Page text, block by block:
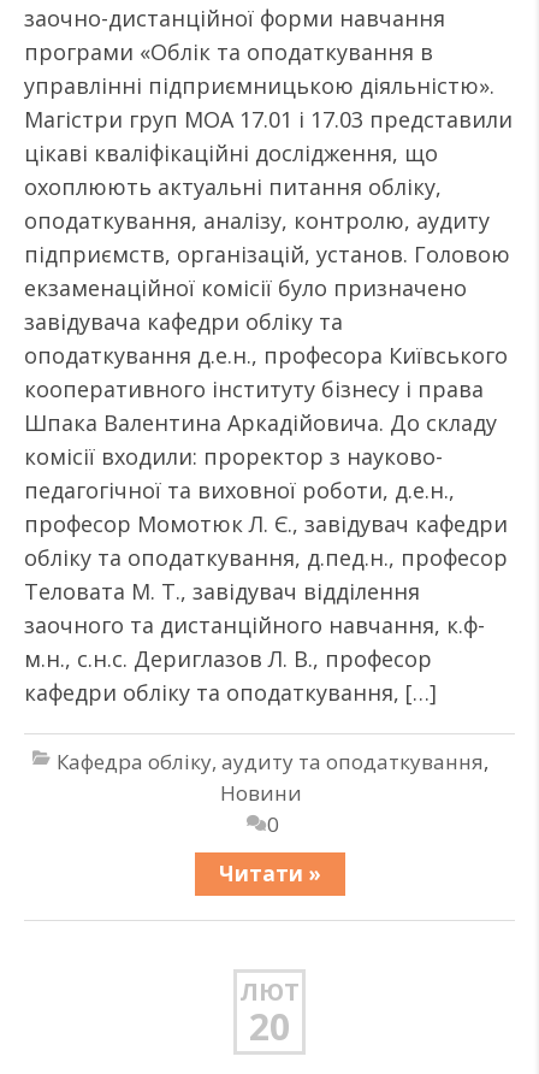
заочно-дистанційної форми навчання
програми «Облік та оподаткування в
управлінні підприємницькою діяльністю».
Магістри груп МОА 17.01 і 17.03 представили
цікаві кваліфікаційні дослідження, що
охоплюють актуальні питання обліку,
оподаткування, аналізу, контролю, аудиту
підприємств, організацій, установ. Головою
екзаменаційної комісії було призначено
завідувача кафедри обліку та
оподаткування д.е.н., професора Київського
кооперативного інституту бізнесу і права
Шпака Валентина Аркадійовича. До складу
комісії входили: проректор з науково-
педагогічної та виховної роботи, д.е.н.,
професор Момотюк Л. Є., завідувач кафедри
обліку та оподаткування, д.пед.н., професор
Теловата М. Т., завідувач відділення
заочного та дистанційного навчання, к.ф-
м.н., с.н.с. Дериглазов Л. В., професор
кафедри обліку та оподаткування, […]
Кафедра обліку, аудиту та оподаткування,
Новини
0
Читати »
ЛЮТ
20